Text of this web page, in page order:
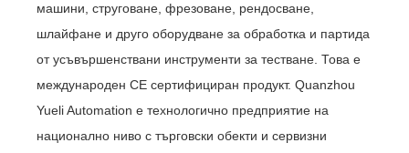
машини, струговане, фрезоване, рендосване,
шлайфане и друго оборудване за обработка и партида
от усъвършенствани инструменти за тестване. Това е
международен CE сертифициран продукт. Quanzhou
Yueli Automation е технологично предприятие на
национално ниво с търговски обекти и сервизни